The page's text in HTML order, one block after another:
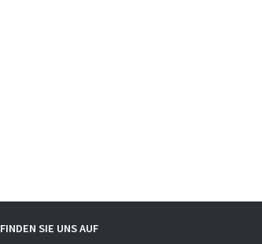
FINDEN SIE UNS AUF